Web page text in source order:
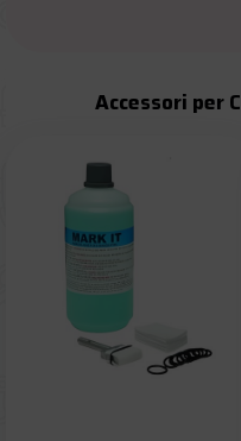
Accessori per